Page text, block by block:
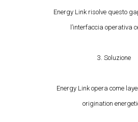
Energy Link risolve questo
l’interfaccia operativa
3. Soluzione
Energy Link opera come
origination